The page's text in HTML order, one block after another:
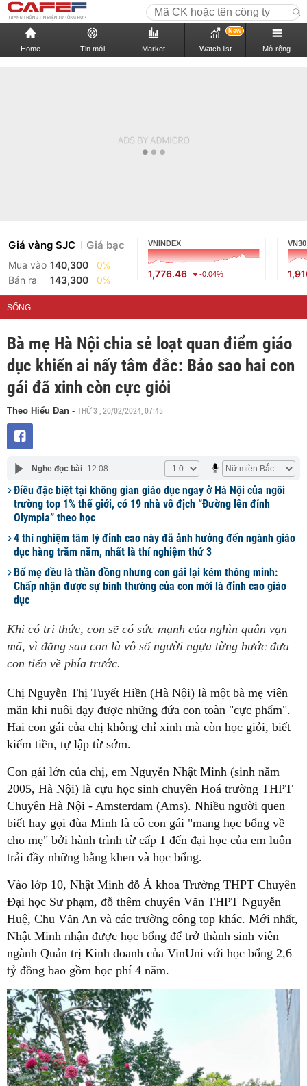
Home Tin mới Market Watch list
New
Mở rộng
Giá vàng SJC Giá bạc
Mua vào 140,300
0%
Bán ra
143,300 0%
VNINDEX
1,776.46 -0.04%
VN30
SỐNG
Bà mẹ Hà Nội chia sẻ loạt quan điểm giáo
dục khiến ai nấy tâm đắc: Bảo sao hai con
gái đã xinh còn cực giỏi
Theo Hiểu Đan - THỨ 3 , 20/02/2024, 07:45
Nghe đọc bài 12:08
Điều đặc biệt tại không gian giáo dục ngay ở Hà Nội của ngôi
trường top 1% thế giới, có 19 nhà vô địch “Đường lên đỉnh
Olympia” theo học
4 thí nghiệm tâm lý đỉnh cao này đã ảnh hưởng đến ngành giáo
dục hàng trăm năm, nhất là thí nghiệm thứ 3
Bố mẹ đều là thần đồng nhưng con gái lại kém thông minh:
Chấp nhận được sự bình thường của con mới là đỉnh cao giáo
dục
Khi có tri thức, con sẽ có sức mạnh của nghìn quân vạn
mã, vì đằng sau con là vô số người ngựa từng bước đưa
con tiến về phía trước.
Chị Nguyễn Thị Tuyết Hiền (Hà Nội) là một bà mẹ viên
mãn khi nuôi dạy được những đứa con toàn "cực phẩm".
Hai con gái của chị không chỉ xinh mà còn học giỏi, biết
kiếm tiền, tự lập từ sớm.
Con gái lớn của chị, em Nguyễn Nhật Minh (sinh năm
2005, Hà Nội) là cựu học sinh chuyên Hoá trường THPT
Chuyên Hà Nội - Amsterdam (Ams). Nhiều người quen
biết hay gọi đùa Minh là cô con gái "mang học bổng về
cho mẹ" bởi hành trình từ cấp 1 đến đại học của em luôn
trải đầy những bằng khen và học bổng.
Vào lớp 10, Nhật Minh đỗ Á khoa Trường THPT Chuyên
Đại học Sư phạm, đỗ thêm chuyên Văn THPT Nguyễn
Huệ, Chu Văn An và các trường công top khác. Mới nhất,
Nhật Minh nhận được học bổng để trở thành sinh viên
ngành Quản trị Kinh doanh của VinUni với học bổng 2,6
tỷ đồng bao gồm học phí 4 năm.